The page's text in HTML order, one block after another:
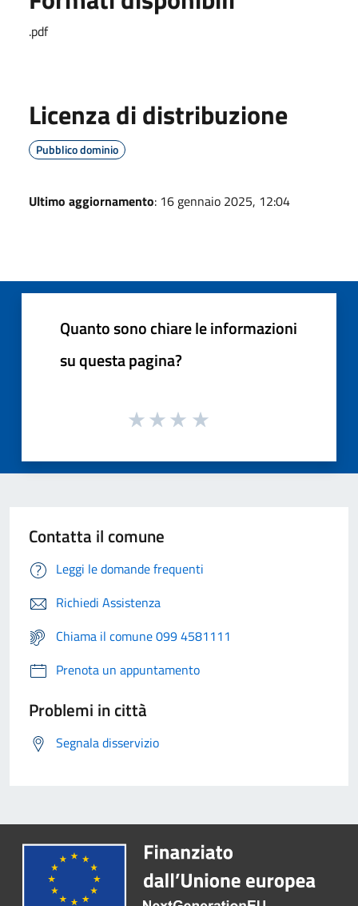
.pdf
Licenza di distribuzione
Pubblico dominio
Ultimo aggiornamento: 16 gennaio 2025, 12:04
Quanto sono chiare le informazioni
su questa pagina?
Contatta il comune
Leggi le domande frequenti
Richiedi Assistenza
Chiama il comune 099 4581111
Prenota un appuntamento
Problemi in città
Segnala disservizio